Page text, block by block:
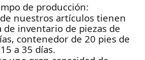
de producción:
nuestros artículos tienen
inventario de piezas de
contenedor de 20 pies de
15 a 35 días.